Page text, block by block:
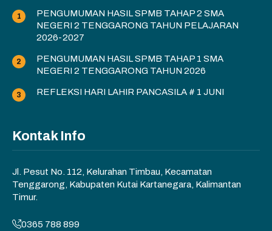
PENGUMUMAN HASIL SPMB TAHAP 2 SMA
NEGERI 2 TENGGARONG TAHUN PELAJARAN
2026-2027
PENGUMUMAN HASIL SPMB TAHAP 1 SMA
NEGERI 2 TENGGARONG TAHUN 2026
REFLEKSI HARI LAHIR PANCASILA # 1 JUNI
Kontak Info
Jl. Pesut No. 112, Kelurahan Timbau, Kecamatan
Tenggarong, Kabupaten Kutai Kartanegara, Kalimantan
Timur.
0365 788 899